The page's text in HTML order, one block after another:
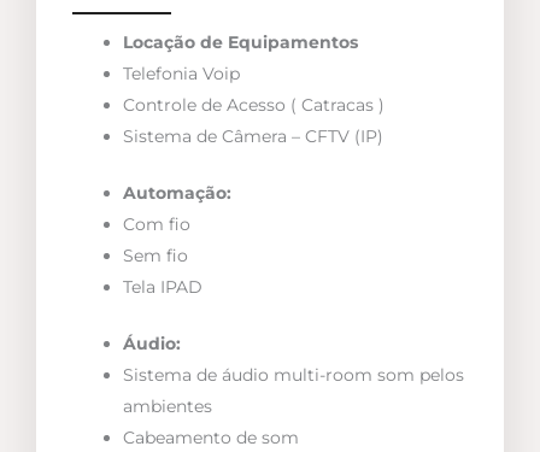
Locação de Equipamentos
Telefonia Voip
Controle de Acesso ( Catracas )
Sistema de Câmera – CFTV (IP)
Automação:
Com fio
Sem fio
Tela IPAD
Áudio:
Sistema de áudio multi-room som pelos
ambientes
Cabeamento de som